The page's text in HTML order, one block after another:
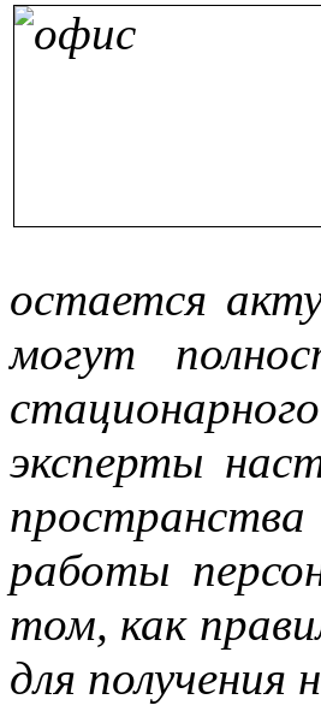
остается
могут
эксперты
работы
том, как
для получения